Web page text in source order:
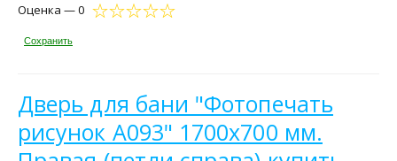
Оценка — 0
Сохранить
Дверь для бани "Фотопечать
рисунок А093" 1700х700 мм.